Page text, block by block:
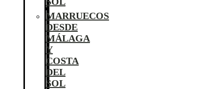
MARRUECOS
DESDE
MÁLAGA
Y
COSTA
DEL
SOL